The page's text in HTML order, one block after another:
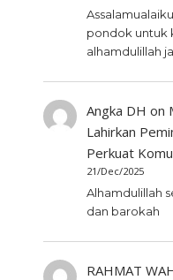
pondok untuk
alhamdulillah
Angka DH on
Lahirkan
Perkuat
21/Dec/2025
Alhamdulillah
dan barokah
RAHMAT